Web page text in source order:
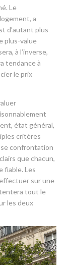
Le
a
d’autant plus
plus-value
à l’inverse,
tendance à
le prix
état général,
critères
confrontation
que chacun,
fiable. Les
sur une
tout le
les deux